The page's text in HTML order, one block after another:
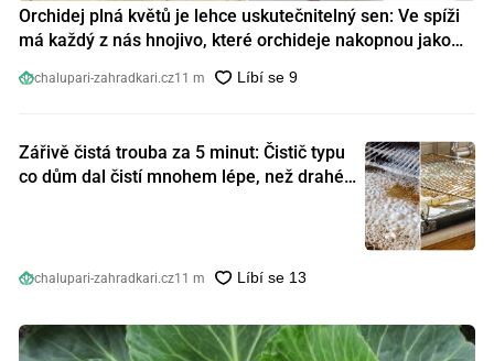
Orchidej plná květů je lehce uskutečnitelný sen: Ve spíži
má každý z nás hnojivo, které orchideje nakopnou jako
chalupari-zahradkari.cz11 m
Zářivě čistá trouba za 5 minut: Čistič typu
co dům dal čistí mnohem lépe, než drahé
chalupari-zahradkari.cz11 m